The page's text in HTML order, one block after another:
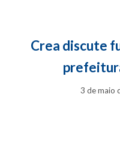
Crea discute
3 de maio